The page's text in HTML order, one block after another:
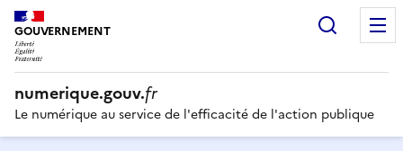
GOUVERNEMENT
numerique.gouv.fr
Le numérique au service de l'efficacité de l'action publique